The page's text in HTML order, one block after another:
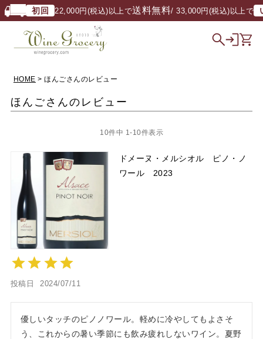
22,000円(税込)以上で送料無料/ 33,000円(税込)以上で いつ
HOME ほんごさんのレビュー
ほんごさんのレビュー
10件中 1-10件表示
ドメーヌ・メルシオル ピノ・ノ
ワール 2023
投稿日 2024/07/11
優しいタッチのピノノワール。軽めに冷やしてもよさそ
う、これからの暑い季節にも飲み疲れしないワイン。夏野